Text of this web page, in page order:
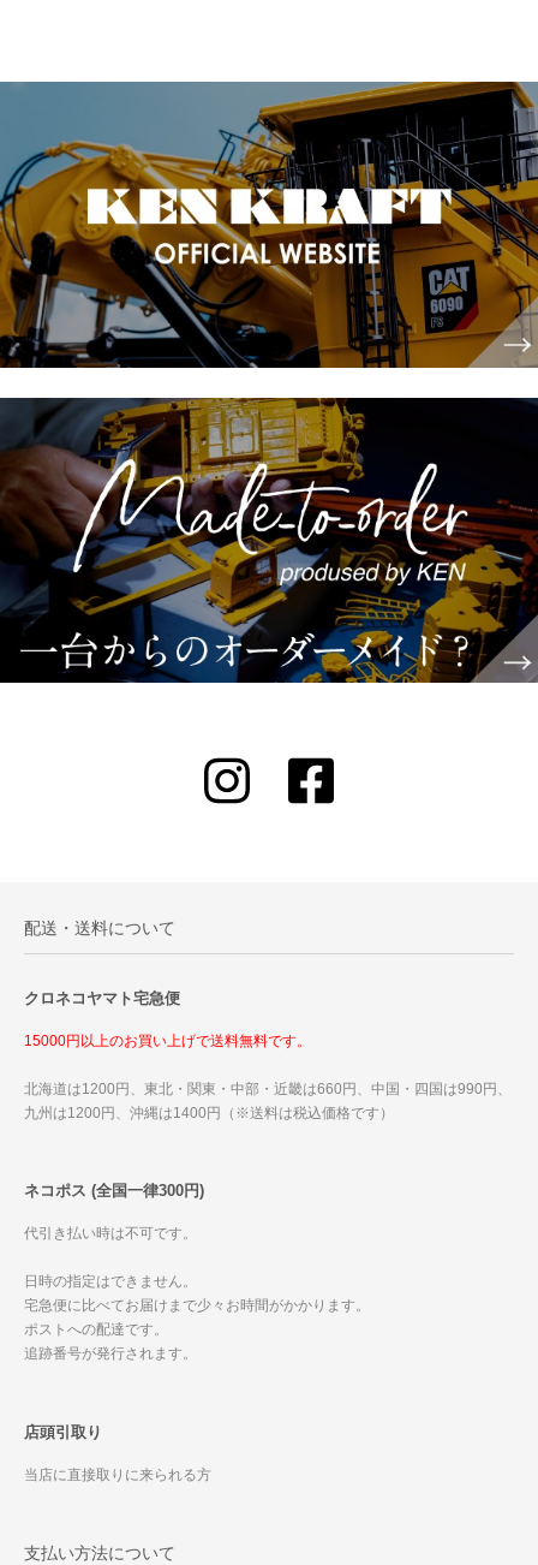
配送・送料について
クロネコヤマト宅急便
15000円以上のお買い上げで送料無料です。
北海道は1200円、東北・関東・中部・近畿は660円、中国・四国は990円、
九州は1200円、沖縄は1400円（※送料は税込価格です）
ネコポス (全国一律300円)
代引き払い時は不可です。
日時の指定はできません。
宅急便に比べてお届けまで少々お時間がかかります。
ポストへの配達です。
追跡番号が発行されます。
店頭引取り
当店に直接取りに来られる方
支払い方法について